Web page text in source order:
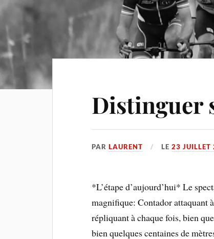
Distinguer
PARLAURENT LE23 JUILLET
*L’étape d’aujourd’hui* Le
magnifique: Contador attaquant
répliquant à chaque fois, bien
bien quelques centaines de